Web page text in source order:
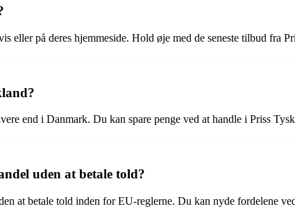
eller på deres hjemmeside. Hold øje med de seneste tilbud fra
end i Danmark. Du kan spare penge ved at handle i Priss
uden at betale told?
at betale told inden for EU-reglerne. Du kan nyde fordelene